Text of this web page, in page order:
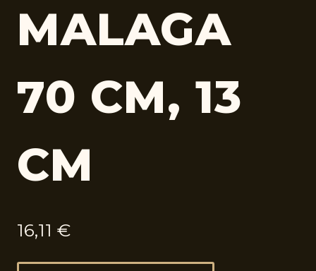
MALAGA
70 CM, 13
CM
16,11 €